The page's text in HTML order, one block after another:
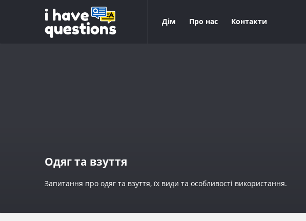
iHaveQuestions
Навігація
Дім Про нас Контакти
Одяг та взуття
Запитання про одяг та взуття, їх види та особливості використання.